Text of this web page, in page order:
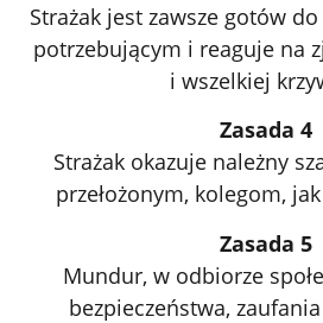
Strażak jest zawsze gotów
potrzebującym i reaguje na
i wszelkiej
Zasada 4
Strażak okazuje należny
przełożonym, kolegom,
Zasada 5
Mundur, w odbiorze
bezpieczeństwa,